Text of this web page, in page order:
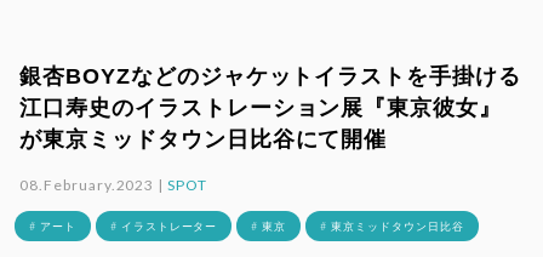
銀杏BOYZなどのジャケットイラストを手掛ける
江口寿史のイラストレーション展『東京彼女』
が東京ミッドタウン日比谷にて開催
08.February.2023 |SPOT
# アート # イラストレーター # 東京 # 東京ミッドタウン日比谷